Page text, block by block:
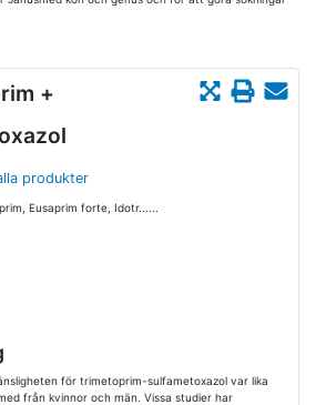
+
produkter
Eusaprim forte, Idotr......
för trimetoprim-sulfametoxazol var lika
från kvinnor och män. Vissa studier har